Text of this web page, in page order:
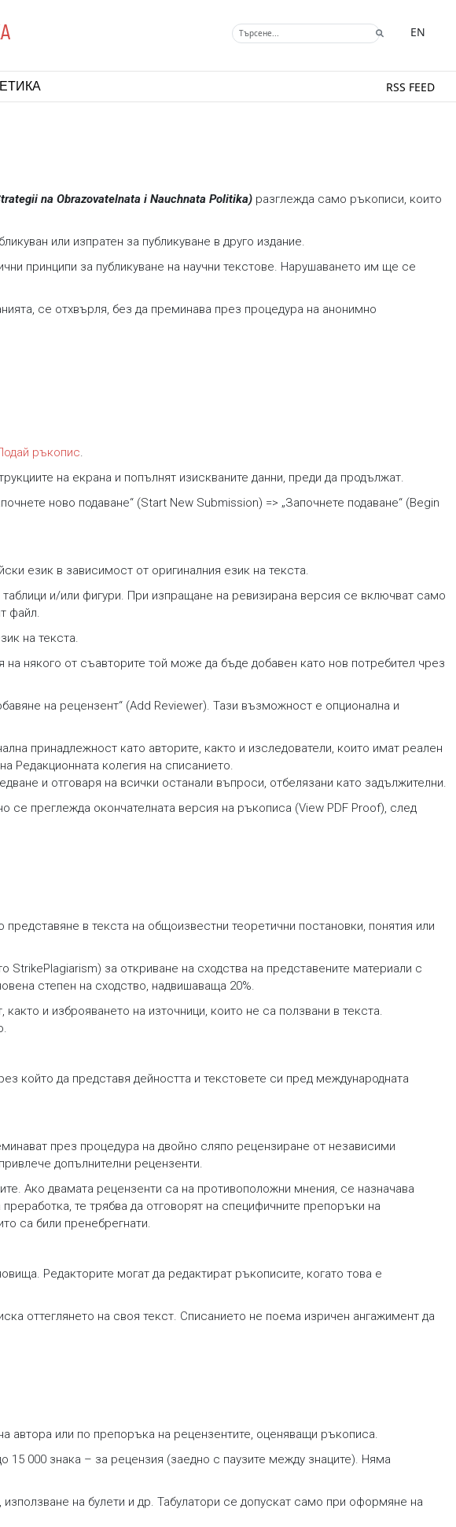
EN
RSS FEED
na Obrazovatelnata i Nauchnata Politika) разглежда само ръкописи, които
или изпратен за публикуване в друго издание.
принципи за публикуване на научни текстове. Нарушаването им ще се
се отхвърля, без да преминава през процедура на анонимно
ръкопис.
на екрана и попълнят изискваните данни, преди да продължат.
ново подаване“ (Start New Submission) => „Започнете подаване“ (Begin
език в зависимост от оригиналния език на текста.
и/или фигури. При изпращане на ревизирана версия се включват само
файл.
на текста.
някого от съавторите той може да бъде добавен като нов потребител чрез
на рецензент“ (Add Reviewer). Тази възможност е опционална и
принадлежност като авторите, както и изследователи, които имат реален
Редакционната колегия на списанието.
и отговаря на всички останали въпроси, отбелязани като задължителни.
преглежда окончателната версия на ръкописа (View PDF Proof), след
в текста на общоизвестни теоретични постановки, понятия или
за откриване на сходства на представените материали с
степен на сходство, надвишаваща 20%.
и изброяването на източници, които не са ползвани в текста.
който да представя дейността и текстовете си пред международната
през процедура на двойно сляпо рецензиране от независими
допълнителни рецензенти.
Ако двамата рецензенти са на противоположни мнения, се назначава
те трябва да отговорят на специфичните препоръки на
са били пренебрегнати.
Редакторите могат да редактират ръкописите, когато това е
оттеглянето на своя текст. Списанието не поема изричен ангажимент да
автора или по препоръка на рецензентите, оценяващи ръкописа.
15 000 знака – за рецензия (заедно с паузите между знаците). Няма
на булети и др. Табулатори се допускат само при оформяне на